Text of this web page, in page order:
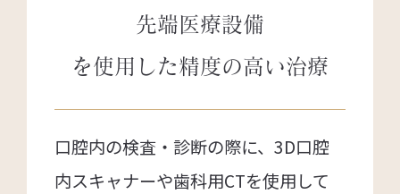
先端医療設備
を使用した精度の高い治療
口腔内の検査・診断の際に、3D口腔
内スキャナーや歯科用CTを使用して